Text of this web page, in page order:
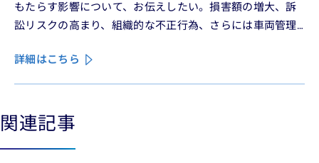
もたらす影響について、お伝えしたい。損害額の増大、訴
訟リスクの高まり、組織的な不正行為、さらには車両管理
ある。
詳細はこちら
See more See less
関連記事